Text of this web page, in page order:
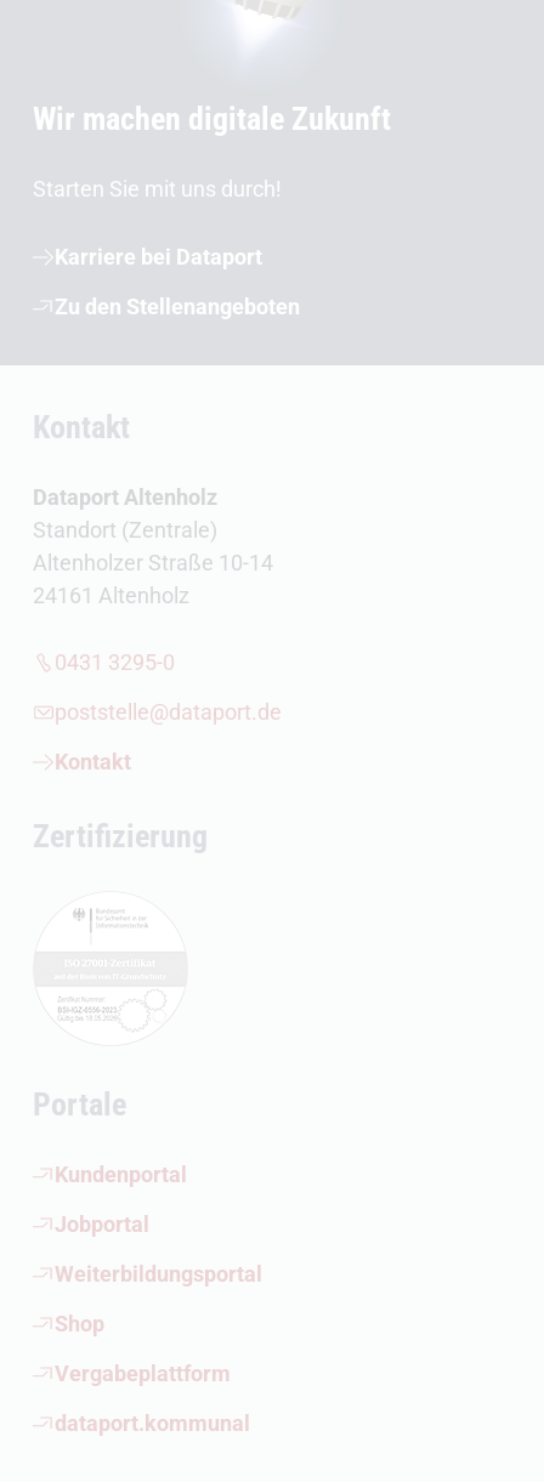
Wir machen digitale Zukunft
Starten Sie mit uns durch!
Karriere bei Dataport
Zu den Stellenangeboten
Kontakt
Dataport Altenholz
Standort (Zentrale)
Altenholzer Straße 10-14
24161 Altenholz
0431 3295-0
poststelle@dataport.de
Kontakt
Zertifizierung
Portale
Kundenportal
(Öffnet externen Link)
Jobportal
(Öffnet externen Link)
Weiterbildungsportal
(Öffnet externen Link)
Shop
(Öffnet externen Link)
Vergabeplattform
(Öffnet externen Link)
dataport.kommunal
(Öffnet externen Link)